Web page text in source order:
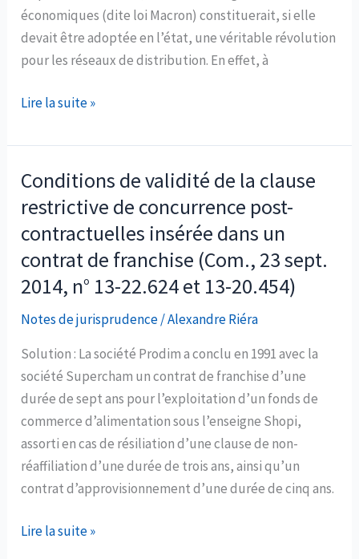
économiques (dite loi Macron) constituerait, si elle
devait être adoptée en l’état, une véritable révolution
pour les réseaux de distribution. En effet, à
Avis
tempête
les
réseaux
de
distribution
Lire la suite »
Conditions de validité de la clause
restrictive de concurrence post-
contractuelles insérée dans un
contrat de franchise (Com., 23 sept.
2014, n° 13-22.624 et 13-20.454)
Notes de jurisprudence/Alexandre Riéra
Solution : La société Prodim a conclu en 1991 avec la
société Supercham un contrat de franchise d’une
durée de sept ans pour l’exploitation d’un fonds de
commerce d’alimentation sous l’enseigne Shopi,
assorti en cas de résiliation d’une clause de non-
réaffiliation d’une durée de trois ans, ainsi qu’un
contrat d’approvisionnement d’une durée de cinq ans.
Conditions
Lire la suite »